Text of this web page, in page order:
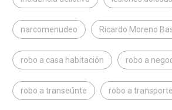
narcomenudeo Ricardo Moreno
robo a casa habitación robo a
robo a transeúnte robo a